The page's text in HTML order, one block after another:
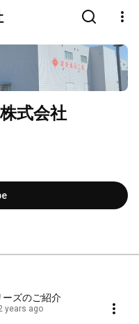
式会社
ーズのご紹介
years ago